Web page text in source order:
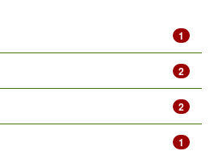
1
2
2
1